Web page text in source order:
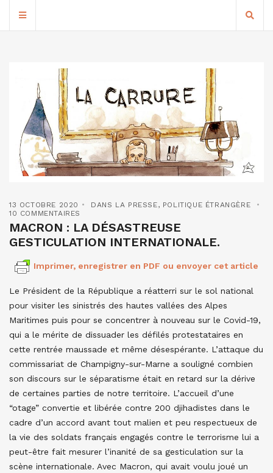
13 OCTOBRE 2020 DANS LA PRESSE, POLITIQUE ÉTRANGÈRE
10 COMMENTAIRES
MACRON : LA DÉSASTREUSE
GESTICULATION INTERNATIONALE.
Imprimer, enregistrer en PDF ou envoyer cet article
Le Président de la République a réatterri sur le sol national
pour visiter les sinistrés des hautes vallées des Alpes
Maritimes puis pour se concentrer à nouveau sur le Covid-19,
qui a le mérite de dissuader les défilés protestataires en
cette rentrée maussade et même désespérante. L’attaque du
commissariat de Champigny-sur-Marne a souligné combien
son discours sur le séparatisme était en retard sur la dérive
de certaines parties de notre territoire. L’accueil d’une
“otage” convertie et libérée contre 200 djihadistes dans le
cadre d’un accord avant tout malien et peu respectueux de
la vie des soldats français engagés contre le terrorisme lui a
peut-être fait mesurer l’inanité de sa gesticulation sur la
scène internationale. Avec Macron, qui avait voulu joué un